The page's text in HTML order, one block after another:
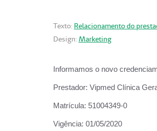
Texto: Relacionamento do
Design: Marketing
Informamos o novo
Prestador: Vipmed Clínica
Matrícula: 51004349-0
Vigência: 01/05/2020